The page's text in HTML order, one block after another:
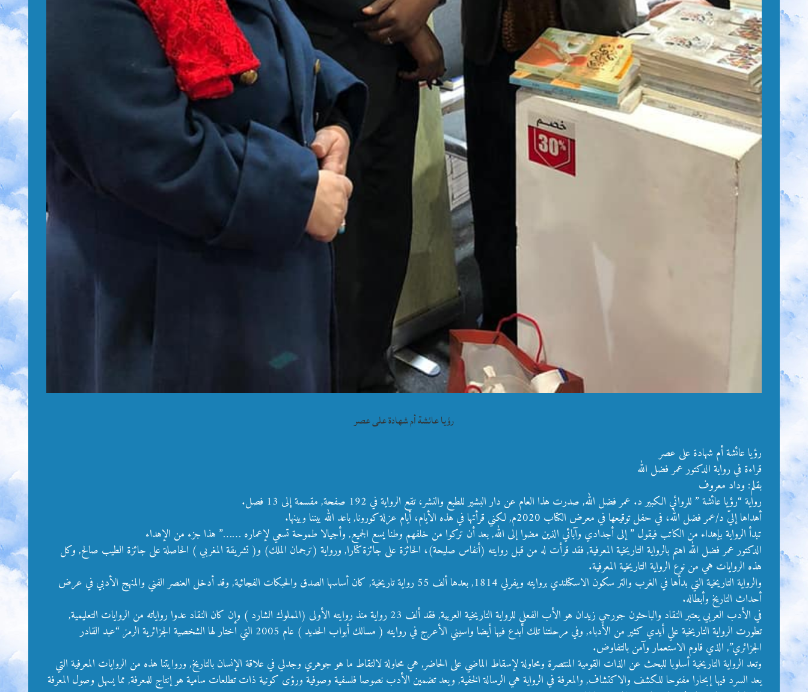
رؤيا عائشة أم شهادة على عصر
رؤيا عائشة أم شهادة على عصر
قراءة في رواية الدكتور عمر فضل الله
بقلم: وداد معروف
رواية “رؤيا عائشة ” للروائي الكبير د. عمر فضل الله, صدرت هذا العام عن دار البشير للطبع والنشر، تقع الرواية في 192 صفحة, مقسمة إلى 13 فصل.
أهداها إليّ د/عمر فضل الله، في حفل توقيعها في معرض الكتاب 2020م, لكني قرأتها في هذه الأيام، أيام عزلة كورونا, باعد الله بيننا وبينها.
تبدأ الرواية بإهداء من الكاتب فيقول ” إلى أجدادي وآبائي الذين مضوا إلى الله, بعد أن تركوا من خلفهم وطنا يسع الجميع, وأجيالا طموحة تسعي لإعماره ……” هذا جزء من الإهداء
الدكتور عمر فضل الله اهتم بالرواية التاريخية المعرفية, فقد قرأت له من قبل روايته (أنفاس صليحة)، الحائزة على جائزة كتارا, ورواية (ترجمان الملك) و( تشريقة المغربي ) الحاصلة على جائزة الطيب صالح, وكل
هذه الروايات هي من نوع الرواية التاريخية المعرفية.
والرواية التاريخية التي بدأها في الغرب والتر سكون الاسكتلندي بروايته ويفرلي 1814, بعدها ألف 55 رواية تاريخية, كان أساسها الصدق والحبكات الفجائية, وقد أدخل العنصر الفني والمنهج الأدبي في عرض
أحداث التاريخ وأبطاله.
في الأدب العربي يعتبر النقاد والباحثون جورجي زيدان هو الأب الفعلي للرواية التاريخية العربية, فقد ألف 23 رواية منذ روايته الأولى (المملوك الشارد ) وإن كان النقاد عدوا رواياته من الروايات التعليمية,
تطورت الرواية التاريخية علي أيدي كثير من الأدباء, وفي مرحلتنا تلك أبدع فيها أيضا واسيني الأعرج في روايته ( مسالك أبواب الحديد ) عام 2005 التي اختار لها الشخصية الجزائرية الرمز “عبد القادر
الجزائري”, الذي قاوم الاستعمار وآمن بالتفاوض.
وتعد الرواية التاريخية أسلوبا للبحث عن الذات القومية المنتصرة ومحاولة لإسقاط الماضي على الحاضر, هي محاولة لالتقاط ما هو جوهري وجدلي في علاقة الإنسان بالتاريخ, وروايتنا هذه من الروايات المعرفية التي
يعد السرد فيها إبحارا مفتوحا للكشف والاكتشاف, والمعرفة في الرواية هي الرسالة الخفية, ويعد تضمين الأدب نصوصا فلسفية وصوفية ورؤى كونية ذات تطلعات سامية هو إنتاج للمعرفة, مما يسهل وصول المعرفة